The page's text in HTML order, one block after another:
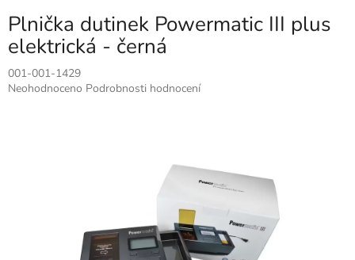
Plnička dutinek Powermatic III plus
elektrická - černá
001-001-1429
Průměrné
Neohodnoceno Podrobnosti hodnocení